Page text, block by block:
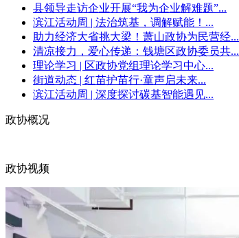
县领导走访企业开展“我为企业解难题”...
滨江活动周 | 法治筑基，调解赋能！...
助力经济大省挑大梁！萧山政协为民营经...
清凉接力，爱心传递：钱塘区政协委员共...
理论学习 | 区政协党组理论学习中心...
街道动态 | 红苗护苗行·童声启未来...
滨江活动周 | 深度探讨碳基智能遇见...
政协概况
政协视频